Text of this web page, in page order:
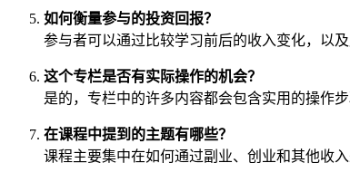
如何衡量参与的投资回报？
参与者可以通过比较学习前后的收入变化，以
这个专栏是否有实际操作的机会？
是的，专栏中的许多内容都会包含实用的操作
在课程中提到的主题有哪些？
课程主要集中在如何通过副业、创业和其他收